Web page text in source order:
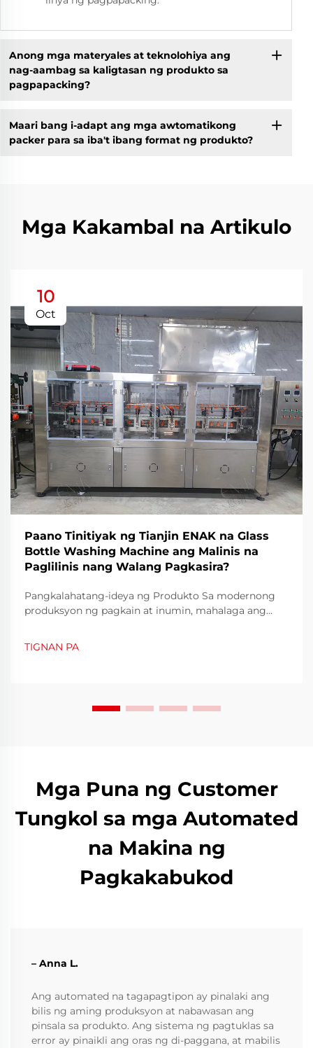
Anong mga materyales at teknolohiya ang
nag-aambag sa kaligtasan ng produkto sa
pagpapacking?
Maari bang i-adapt ang mga awtomatikong
packer para sa iba't ibang format ng produkto?
Mga Kakambal na Artikulo
10
Oct
Paano Tinitiyak ng Tianjin ENAK na Glass
Bottle Washing Machine ang Malinis na
Paglilinis nang Walang Pagkasira?
Pangkalahatang-ideya ng Produkto Sa modernong
produksyon ng pagkain at inumin, mahalaga ang
sa paghuhugas ng bote na bubog ay naging isang
TIGNAN PA
Mga Puna ng Customer
Tungkol sa mga Automated
na Makina ng
Pagkakabukod
– Anna L.
Ang automated na tagapagtipon ay pinalaki ang
bilis ng aming produksyon at nabawasan ang
pinsala sa produkto. Ang sistema ng pagtuklas sa
error ay pinaikli ang oras ng di-paggana, at mabilis